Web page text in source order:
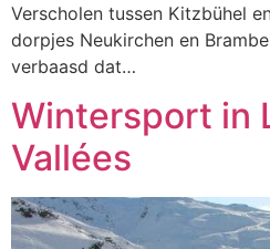
Verscholen tussen Kitzbühel
dorpjes Neukirchen en
verbaasd dat…
Wintersport in
Vallées